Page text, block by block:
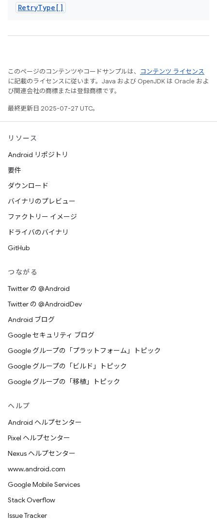
RetryType[]
このページのコンテンツやコードサンプルは、
コンテンツ ライセンス
に記載のライセンスに従います。Java および OpenJDK は Oracle およ
び関連会社の商標または登録商標です。
最終更新日 2025-07-27 UTC。
リソース
Android リポジトリ
要件
ダウンロード
バイナリのプレビュー
ファクトリー イメージ
ドライバのバイナリ
GitHub
つながる
Twitter の @Android
Twitter の @AndroidDev
Android ブログ
Google セキュリティ ブログ
Google グループの「プラットフォーム」トピック
Google グループの「ビルド」トピック
Google グループの「移植」トピック
ヘルプ
Android ヘルプセンター
Pixel ヘルプセンター
Nexus ヘルプセンター
www.android.com
Google Mobile Services
Stack Overflow
Issue Tracker